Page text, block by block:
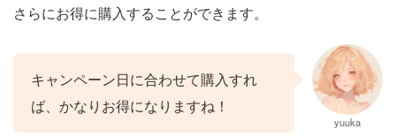
さらにお得に購入することができます。
キャンペーン日に合わせて購入すれ
ば、かなりお得になりますね！
yuuka